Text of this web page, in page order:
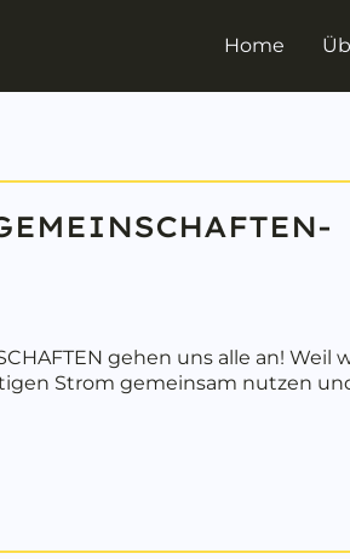
Home
gehen uns alle an! Weil
Strom gemeinsam nutzen
NEUE ENERGIE-